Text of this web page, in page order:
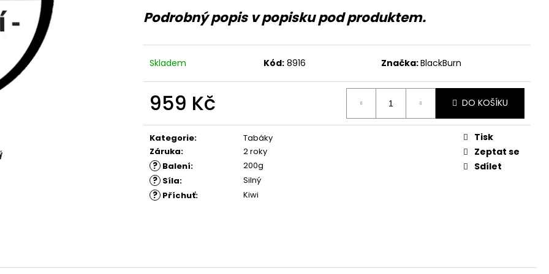
Podrobný popis v popisku pod produktem.
Skladem Kód: 8916 Značka:BlackBurn
959 Kč
cena:
DO KOŠÍKU
Kategorie:
Tabáky
Záruka: 2 roky
? Balení: 200g
? Síla: Silný
? Příchuť: Kiwi
Tisk
Zeptat se
Sdílet